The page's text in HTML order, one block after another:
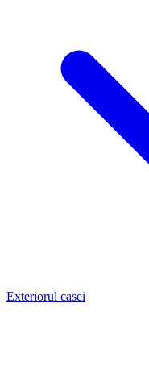
Exteriorul casei